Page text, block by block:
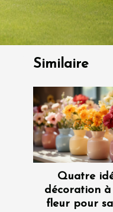
Similaire
Quatre
décoration à
fleur pour